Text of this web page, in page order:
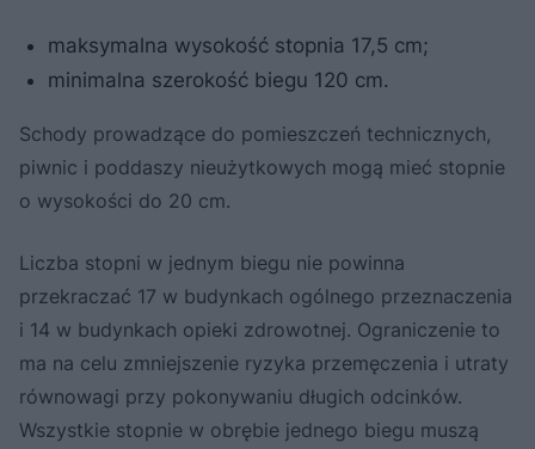
maksymalna wysokość stopnia 17,5 cm;
minimalna szerokość biegu 120 cm.
Schody prowadzące do pomieszczeń technicznych,
piwnic i poddaszy nieużytkowych mogą mieć stopnie
o wysokości do 20 cm.
Liczba stopni w jednym biegu nie powinna
przekraczać 17 w budynkach ogólnego przeznaczenia
i 14 w budynkach opieki zdrowotnej. Ograniczenie to
ma na celu zmniejszenie ryzyka przemęczenia i utraty
równowagi przy pokonywaniu długich odcinków.
Wszystkie stopnie w obrębie jednego biegu muszą